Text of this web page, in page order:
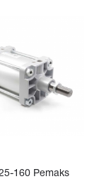
160 Pemaks